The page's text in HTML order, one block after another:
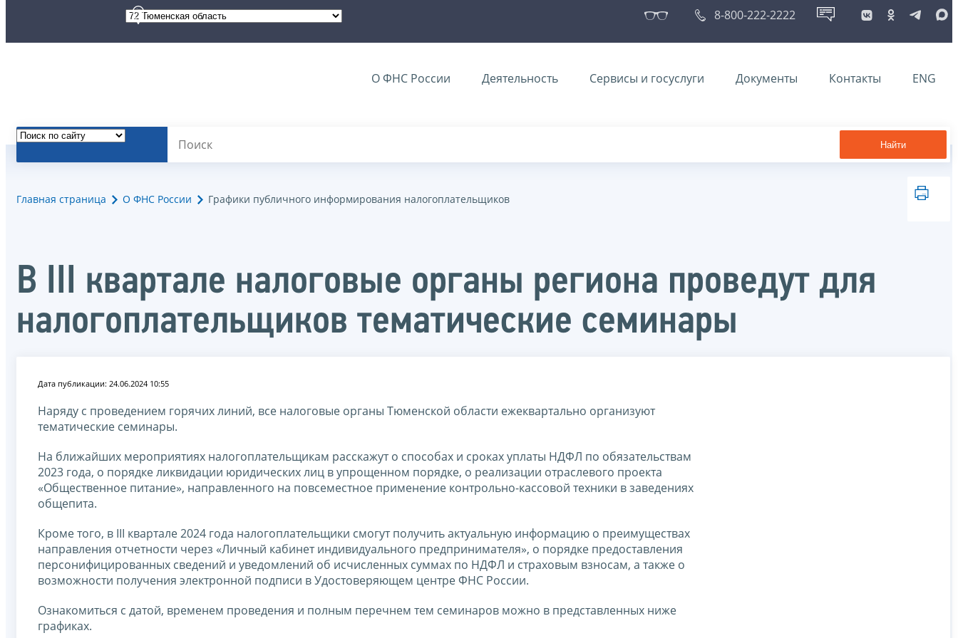
8-800-222-2222
О ФНС России Деятельность Сервисы и госуслуги Документы Контакты ENG
Найти
Главная страница О ФНС России Графики публичного информирования налогоплательщиков
В III квартале налоговые органы региона проведут для
налогоплательщиков тематические семинары
Дата публикации: 24.06.2024 10:55
Наряду с проведением горячих линий, все налоговые органы Тюменской области ежеквартально организуют
тематические семинары.
На ближайших мероприятиях налогоплательщикам расскажут о способах и сроках уплаты НДФЛ по обязательствам
2023 года, о порядке ликвидации юридических лиц в упрощенном порядке, о реализации отраслевого проекта
«Общественное питание», направленного на повсеместное применение контрольно-кассовой техники в заведениях
общепита.
Кроме того, в III квартале 2024 года налогоплательщики смогут получить актуальную информацию о преимуществах
направления отчетности через «Личный кабинет индивидуального предпринимателя», о порядке предоставления
персонифицированных сведений и уведомлений об исчисленных суммах по НДФЛ и страховым взносам, а также о
возможности получения электронной подписи в Удостоверяющем центре ФНС России.
Ознакомиться с датой, временем проведения и полным перечнем тем семинаров можно в представленных ниже
графиках.